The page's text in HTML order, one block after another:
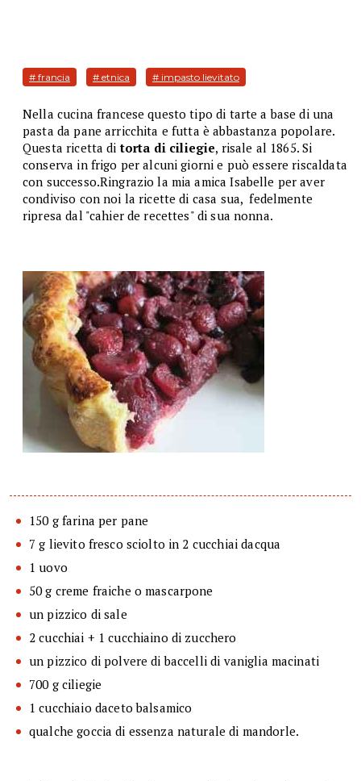
# francia # etnica # impasto lievitato
Nella cucina francese questo tipo di tarte a base di una
pasta da pane arricchita e futta è abbastanza popolare.
Questa ricetta ditorta di ciliegie, risale al 1865. Si
conserva in frigo per alcuni giorni e può essere riscaldata
con successo.Ringrazio la mia amica Isabelle per aver
condiviso con noi la ricette di casa sua, fedelmente
ripresa dal "cahier de recettes" di sua nonna.
150 g farina per pane
7 g lievito fresco sciolto in 2 cucchiai dacqua
1 uovo
50 g creme fraiche o mascarpone
un pizzico di sale
2 cucchiai + 1 cucchiaino di zucchero
un pizzico di polvere di baccelli di vaniglia macinati
700 g ciliegie
1 cucchiaio daceto balsamico
qualche goccia di essenza naturale di mandorle.